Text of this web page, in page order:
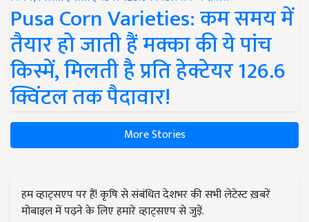
Pusa Corn Varieties: कम समय में
तैयार हो जाती हैं मक्का की ये पांच
किस्में, मिलती है प्रति हेक्टेयर 126.6
क्विंटल तक पैदावार!
More Stories
हम व्हाट्सएप पर हैं! कृषि से संबंधित देशभर की सभी लेटेस्ट ख़बरें
मोबाइल में पढ़ने के लिए हमारे व्हाट्सएप से जुड़ें.